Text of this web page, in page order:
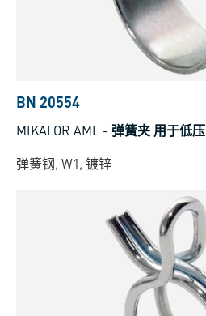
BN 20554
MIKALOR AML - 弹簧夹 用于低压
弹簧钢, W1, 镀锌